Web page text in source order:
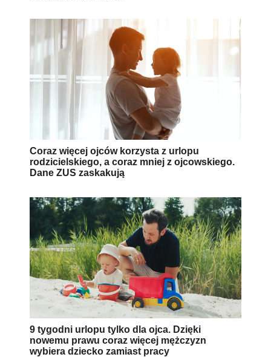
Coraz więcej ojców korzysta z urlopu
rodzicielskiego, a coraz mniej z ojcowskiego.
Dane ZUS zaskakują
9 tygodni urlopu tylko dla ojca. Dzięki
nowemu prawu coraz więcej mężczyzn
wybiera dziecko zamiast pracy